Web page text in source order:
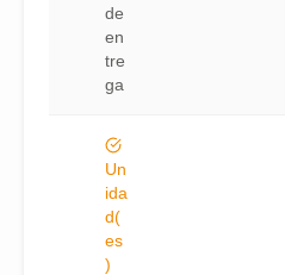
de
en
tre
ga
Un
ida
d(
es
)